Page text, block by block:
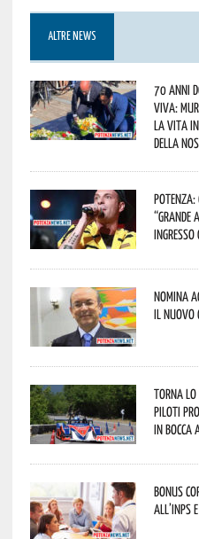
ALTRE NEWS
70 anni
viva:
la vita in
della
Potenza:
“Grande
Nomina
il nuovo
Torna lo
piloti
In bocca
Bonus
all’INPS